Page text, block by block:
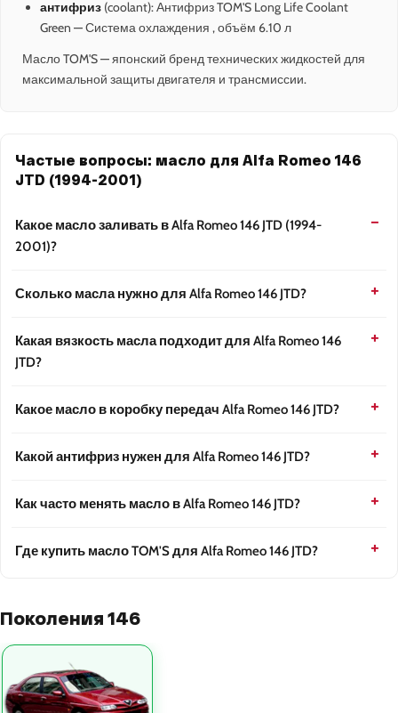
антифриз (coolant): Антифриз TOM'S Long Life Coolant
Green — Система охлаждения , объём 6.10 л
Масло TOM'S — японский бренд технических жидкостей для
максимальной защиты двигателя и трансмиссии.
Частые вопросы: масло для Alfa Romeo 146
JTD (1994-2001)
Какое масло заливать в Alfa Romeo 146 JTD (1994-
2001)?
Сколько масла нужно для Alfa Romeo 146 JTD?
Какая вязкость масла подходит для Alfa Romeo 146
JTD?
Какое масло в коробку передач Alfa Romeo 146 JTD?
Какой антифриз нужен для Alfa Romeo 146 JTD?
Как часто менять масло в Alfa Romeo 146 JTD?
Где купить масло TOM'S для Alfa Romeo 146 JTD?
Поколения 146